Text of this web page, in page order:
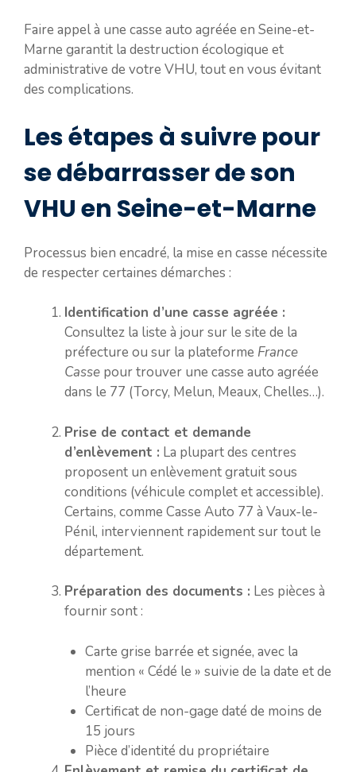
Faire appel à une casse auto agréée en Seine-et-
Marne garantit la destruction écologique et
administrative de votre VHU, tout en vous évitant
des complications.
Les étapes à suivre pour
se débarrasser de son
VHU en Seine-et-Marne
Processus bien encadré, la mise en casse nécessite
de respecter certaines démarches :
Identification d’une casse agréée :
Consultez la liste à jour sur le site de la
préfecture ou sur la plateforme France
Casse pour trouver une casse auto agréée
dans le 77 (Torcy, Melun, Meaux, Chelles…).
Prise de contact et demande
d’enlèvement : La plupart des centres
proposent un enlèvement gratuit sous
conditions (véhicule complet et accessible).
Certains, comme Casse Auto 77 à Vaux-le-
Pénil, interviennent rapidement sur tout le
département.
Préparation des documents : Les pièces à
fournir sont :
Carte grise barrée et signée, avec la
mention « Cédé le » suivie de la date et de
l’heure
Certificat de non-gage daté de moins de
15 jours
Pièce d’identité du propriétaire